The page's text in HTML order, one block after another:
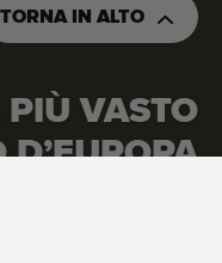
TORNA IN ALTO
PIÙ VASTO